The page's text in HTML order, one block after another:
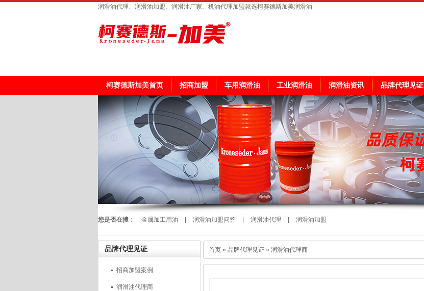
润滑油代理、润滑油加盟、润滑油厂家、机油代理加盟就选柯赛德斯加美润滑油
柯赛德斯加美首页 招商加盟 车用润滑油 工业润滑油 润滑油资讯 品牌代理见证
您是否在搜： 金属加工用油 润滑油加盟问答 润滑油代理 润滑油加盟
品牌代理见证
招商加盟案例
润滑油代理商
首页 » 品牌代理见证 » 润滑油代理商